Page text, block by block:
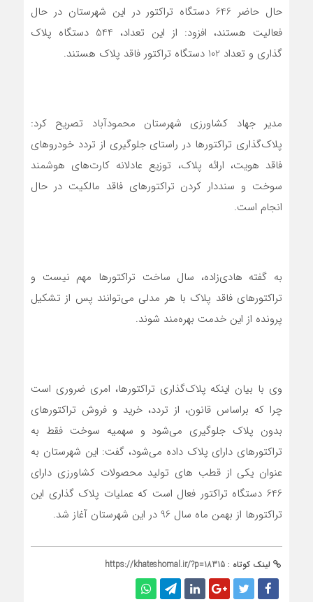
حال حاضر 646 دستگاه تراکتور در این شهرستان در حال
فعالیت هستند، افزود: از این تعداد، 544 دستگاه پلاک
گذاری و تعداد 102 دستگاه تراکتور فاقد پلاک هستند.
مدیر جهاد کشاورزی شهرستان محمودآباد تصریح کرد:
پلاک‌گذاری تراکتورها در راستای جلوگیری از تردد خودروهای
فاقد هویت، ارائه پلاک، توزیع عادلانه کارت‌های هوشمند
سوخت و سنددار کردن تراکتورهای فاقد مالکیت در حال
انجام است.
به گفته هادی‌زاده، سال ساخت تراکتورها مهم نیست و
تراکتورهای فاقد پلاک با هر مدلی می‌توانند پس از تشکیل
پرونده از این خدمت بهره‌مند شوند.
وی با بیان اینکه پلاک‌گذاری تراکتورها، امری ضروری است
چرا که براساس قانون، از تردد، خرید و فروش تراکتورهای
بدون پلاک جلوگیری می‌شود و سهمیه سوخت فقط به
تراکتورهای دارای پلاک داده می‌شود، گفت: این شهرستان به
عنوان یکی از قطب های تولید محصولات کشاورزی دارای
646 دستگاه تراکتور فعال است که عملیات پلاک گذاری این
تراکتورها از بهمن ماه سال 96 در این شهرستان آغاز شد.
لینک کوتاه : https://khateshomal.ir/?p=18315